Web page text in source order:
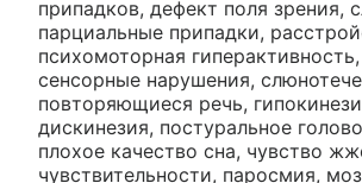
припадков, дефект поля зрения,
парциальные припадки,
психомоторная
сенсорные нарушения,
повторяющиеся речь,
дискинезия, постуральное
плохое качество сна, чувство
чувствительности, паросмия,